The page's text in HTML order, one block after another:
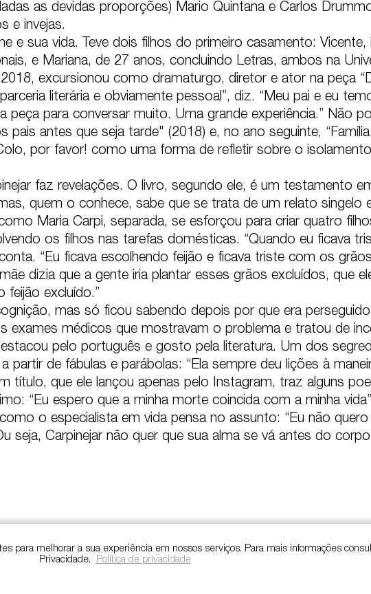
as devidas proporções) Mario Quintana e Carlos
e invejas.
e sua vida. Teve dois filhos do primeiro casamento:
e Mariana, de 27 anos, concluindo Letras, ambos na
excursionou como dramaturgo, diretor e ator na peça
literária e obviamente pessoal”, diz. “Meu pai e eu
peça para conversar muito. Uma grande experiência.” Não
pais antes que seja tarde" (2018) e, no ano seguinte,
por favor! como uma forma de refletir sobre o
faz revelações. O livro, segundo ele, é um testamento
quem o conhece, sabe que se trata de um relato singelo
Maria Carpi, separada, se esforçou para criar quatro
os filhos nas tarefas domésticas. “Quando eu ficava
“Eu ficava escolhendo feijão e ficava triste com os
dizia que a gente iria plantar esses grãos excluídos, que
feijão excluído.”
mas só ficou sabendo depois por que era
exames médicos que mostravam o problema e tratou de
pelo português e gosto pela literatura. Um dos
partir de fábulas e parábolas: “Ela sempre deu lições à
título, que ele lançou apenas pelo Instagram, traz alguns
“Eu espero que a minha morte coincida com a minha
o especialista em vida pensa no assunto: “Eu não
seja, Carpinejar não quer que sua alma se vá antes do
para melhorar a sua experiência em nossos serviços. Para mais informações
Privacidade.
Política de privacidade